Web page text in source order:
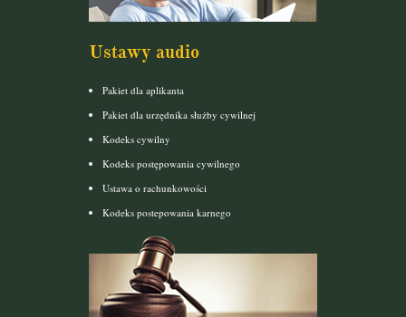
Ustawy audio
Pakiet dla aplikanta
Pakiet dla urzędnika służby cywilnej
Kodeks cywilny
Kodeks postępowania cywilnego
Ustawa o rachunkowości
Kodeks postepowania karnego